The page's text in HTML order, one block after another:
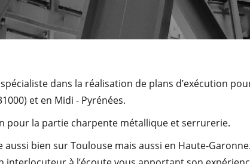
dans la réalisation de plans d’exécution
et en Midi - Pyrénées.
pour la partie charpente métallique et serrurerie.
bien sur Toulouse mais aussi en Haute-